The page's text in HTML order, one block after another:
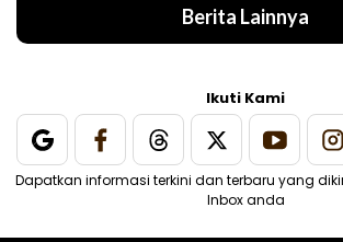
Berita Lainnya
Ikuti Kami
Dapatkan informasi terkini dan terbaru yang
Inbox anda